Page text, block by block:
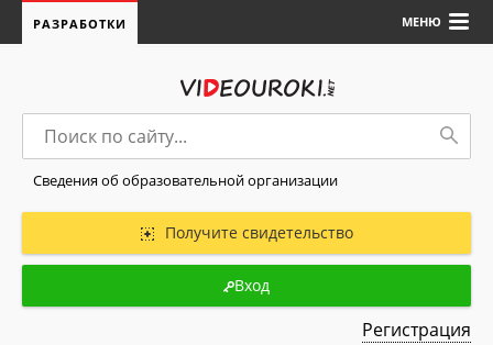
МЕНЮ
РАЗРАБОТКИ
Сведения об образовательной организации
Получите свидетельство
Вход
Регистрация